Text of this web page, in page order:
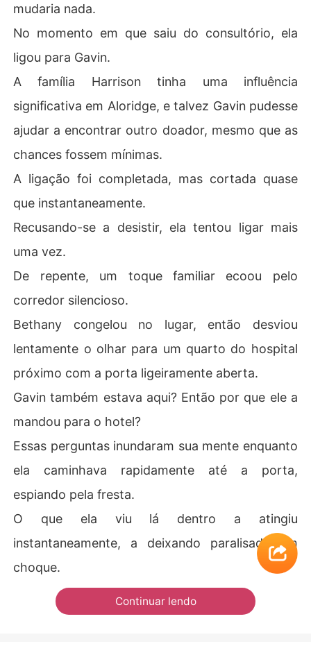
mudaria nada.
No momento em que saiu do consultório, ela
ligou para Gavin.
A família Harrison tinha uma influência
significativa em Aloridge, e talvez Gavin pudesse
ajudar a encontrar outro doador, mesmo que as
chances fossem mínimas.
A ligação foi completada, mas cortada quase
que instantaneamente.
Recusando-se a desistir, ela tentou ligar mais
uma vez.
De repente, um toque familiar ecoou pelo
corredor silencioso.
Bethany congelou no lugar, então desviou
lentamente o olhar para um quarto do hospital
próximo com a porta ligeiramente aberta.
Gavin também estava aqui? Então por que ele a
mandou para o hotel?
Essas perguntas inundaram sua mente enquanto
ela caminhava rapidamente até a porta,
espiando pela fresta.
O que ela viu lá dentro a atingiu
instantaneamente, a deixando paralisada em
choque.
Continuar lendo